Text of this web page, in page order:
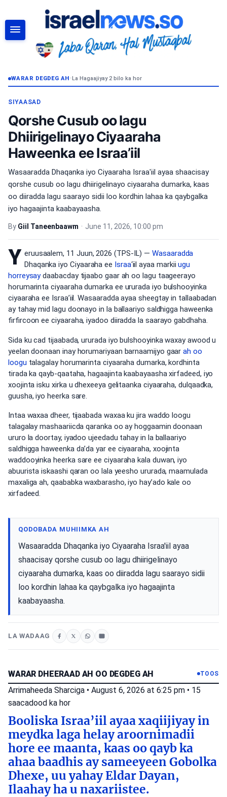
WARAR DEGDEG AH•La Hagaajiyay 2 bilo ka hor
SIYAASAD
Qorshe Cusub oo lagu
Dhiirigelinayo Ciyaaraha
Haweenka ee Israa’iil
Wasaaradda Dhaqanka iyo Ciyaaraha Israa'iil ayaa shaacisay
qorshe cusub oo lagu dhiirigelinayo ciyaaraha dumarka, kaas
oo diiradda lagu saarayo sidii loo kordhin lahaa ka qaybgalka
iyo hagaajinta kaabayaasha.
By Giil Taneenbaawm • June 11, 2026, 10:00 pm
Y eruusaalem, 11 Juun, 2026 (TPS-IL) —Wasaaradda
Dhaqanka iyo Ciyaaraha ee Israa‘iil ayaa markiiugu
horreysaydaabacday tijaabo gaar ah oo lagu taageerayo
horumarinta ciyaaraha dumarka ee ururada iyo bulshooyinka
ciyaaraha ee Israa’iil. Wasaaradda ayaa sheegtay in tallaabadan
ay tahay mid lagu doonayo in la ballaariyo saldhigga haweenka
firfircoon ee ciyaaraha, iyadoo diiradda la saarayo gabdhaha.
Sida ku cad tijaabada, ururada iyo bulshooyinka waxay awood u
yeelan doonaan inay horumariyaan barnaamijyo gaarah oo
loogu talagalay horumarinta ciyaaraha dumarka, kordhinta
tirada ka qayb-qaataha, hagaajinta kaabayaasha xirfadeed, iyo
xoojinta isku xirka u dhexeeya gelitaanka ciyaaraha, dulqaadka,
guusha, iyo heerka sare.
Intaa waxaa dheer, tijaabada waxaa ku jira waddo loogu
talagalay mashaariicda qaranka oo ay hoggaamin doonaan
ururo la doortay, iyadoo ujeedadu tahay in la ballaariyo
saldhigga haweenka da’da yar ee ciyaaraha, xoojinta
waddooyinka heerka sare ee ciyaaraha kala duwan, iyo
abuurista iskaashi qaran oo lala yeesho ururada, maamulada
maxaliga ah, qaababka waxbarasho, iyo hay’ado kale oo
xirfadeed.
QODOBADA MUHIIMKA AH
Wasaaradda Dhaqanka iyo Ciyaaraha Israa'iil ayaa
shaacisay qorshe cusub oo lagu dhiirigelinayo
ciyaaraha dumarka, kaas oo diiradda lagu saarayo sidii
loo kordhin lahaa ka qaybgalka iyo hagaajinta
kaabayaasha.
LA WADAAG
WARAR DHEERAAD AH OO DEGDEG AH TOOS
Arrimaheeda Sharciga • August 6, 2026 at 6:25 pm • 15
saacadood ka hor
Booliska Israa’iil ayaa xaqiijiyay in
meydka laga helay aroornimadii
hore ee maanta, kaas oo qayb ka
ahaa baadhis ay sameeyeen Gobolka
Dhexe, uu yahay Eldar Dayan,
Ilaahay ha u naxariistee.